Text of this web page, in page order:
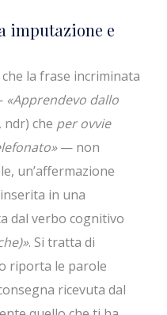
imputazione e
la frase incriminata
«Apprendevo dallo
che per ovvie
— non
un’affermazione
in una
dal verbo cognitivo
. Si tratta di
riporta le parole
ricevuta dal